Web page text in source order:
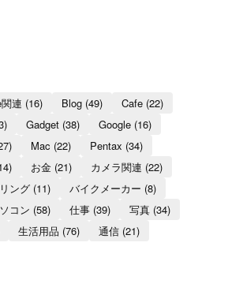
連 (16) Blog(49) Cafe(22)
Gadget(38) Google(16)
Mac (22) Pentax (34)
お金(21) カメラ関連 (22)
ング(11) バイクメーカー (8)
コン (58) 仕事(39) 写真(34)
生活用品 (76) 通信(21)